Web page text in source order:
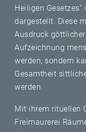
Heiligen
dargestellt. Diese
Ausdruck
Aufzeichnung
werden, sondern
Gesamtheit
werden.
Mit ihrem rituellen
Freimaurerei